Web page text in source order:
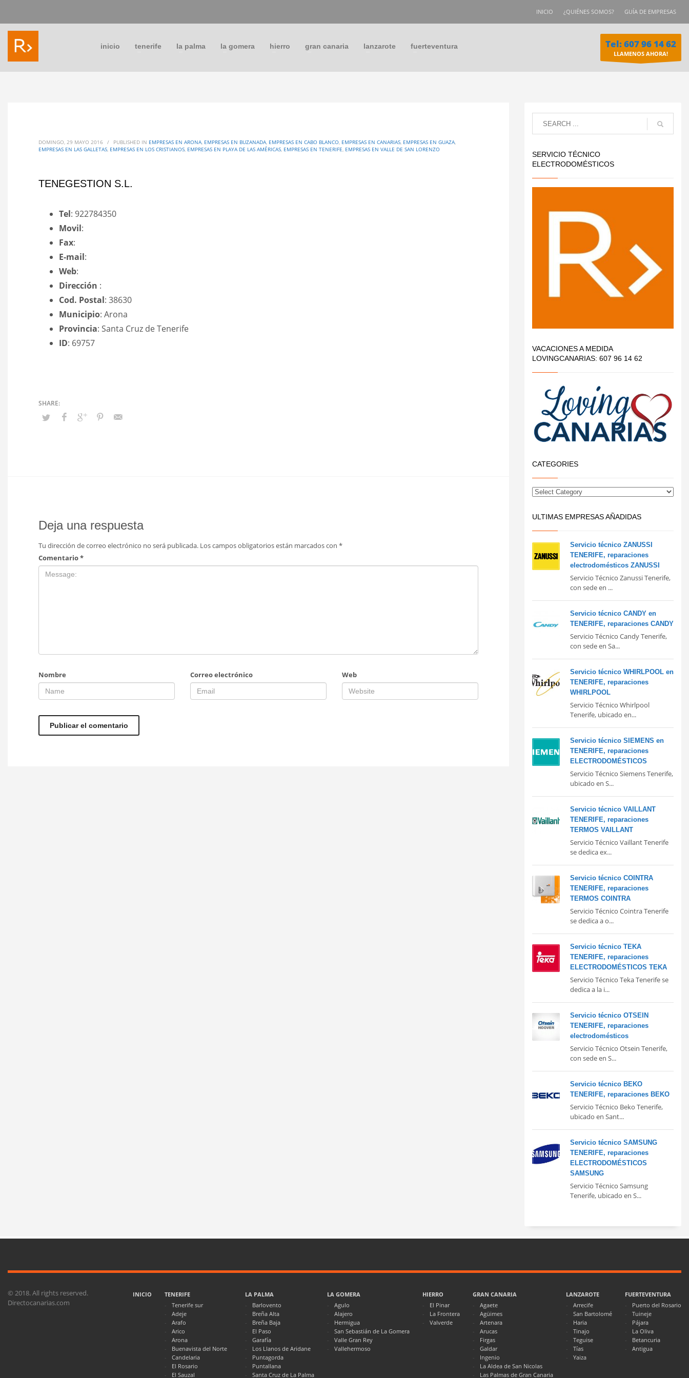
INICIO ¿QUIÉNES SOMOS? GUÍA DE EMPRESAS
inicio tenerife la palma la gomera hierro gran canaria lanzarote fuerteventura Tel: 607 96 14 62
LLAMENOS AHORA!
DOMINGO, 29 MAYO 2016 / PUBLISHED IN EMPRESAS EN ARONA, EMPRESAS EN BUZANADA, EMPRESAS EN CABO BLANCO, EMPRESAS EN CANARIAS, EMPRESAS EN GUAZA,
EMPRESAS EN LAS GALLETAS, EMPRESAS EN LOS CRISTIANOS, EMPRESAS EN PLAYA DE LAS AMÉRICAS, EMPRESAS EN TENERIFE, EMPRESAS EN VALLE DE SAN LORENZO
TENEGESTION S.L.
Tel: 922784350
Movil:
Fax:
E-mail:
Web:
Dirección :
Cod. Postal: 38630
Municipio: Arona
Provincia: Santa Cruz de Tenerife
ID: 69757
Deja una respuesta
Tu dirección de correo electrónico no será publicada. Los campos obligatorios están marcados con *
Comentario*
Nombre Correo electrónico Web
SERVICIO TÉCNICO
ELECTRODOMÉSTICOS
VACACIONES A MEDIDA
LOVINGCANARIAS: 607 96 14 62
CATEGORIES
ULTIMAS EMPRESAS AÑADIDAS
Servicio técnico ZANUSSI
TENERIFE, reparaciones
electrodomésticos ZANUSSI
Servicio Técnico Zanussi Tenerife,
con sede en ...
Servicio técnico CANDY en
TENERIFE, reparaciones CANDY
Servicio Técnico Candy Tenerife,
con sede en Sa...
Servicio técnico WHIRLPOOL en
TENERIFE, reparaciones
WHIRLPOOL
Servicio Técnico Whirlpool
Tenerife, ubicado en...
Servicio técnico SIEMENS en
TENERIFE, reparaciones
ELECTRODOMÉSTICOS
Servicio Técnico Siemens Tenerife,
ubicado en S...
Servicio técnico VAILLANT
TENERIFE, reparaciones
TERMOS VAILLANT
Servicio Técnico Vaillant Tenerife
se dedica ex...
Servicio técnico COINTRA
TENERIFE, reparaciones
TERMOS COINTRA
Servicio Técnico Cointra Tenerife
se dedica a o...
Servicio técnico TEKA
TENERIFE, reparaciones
ELECTRODOMÉSTICOS TEKA
Servicio Técnico Teka Tenerife se
dedica a la i...
Servicio técnico OTSEIN
TENERIFE, reparaciones
electrodomésticos
Servicio Técnico Otsein Tenerife,
con sede en S...
Servicio técnico BEKO
TENERIFE, reparaciones BEKO
Servicio Técnico Beko Tenerife,
ubicado en Sant...
Servicio técnico SAMSUNG
TENERIFE, reparaciones
ELECTRODOMÉSTICOS
SAMSUNG
Servicio Técnico Samsung
Tenerife, ubicado en S...
INICIO
TENERIFE
Tenerife sur
Adeje
Arafo
Arico
Arona
Buenavista del Norte
Candelaria
El Rosario
El Sauzal
LA PALMA
Barlovento
Breña Alta
Breña Baja
El Paso
Garafía
Los Llanos de Aridane
Puntagorda
Puntallana
Santa Cruz de La Palma
LA GOMERA
Agulo
Alajero
Hermigua
San Sebastián de La Gomera
Valle Gran Rey
Vallehermoso
HIERRO
El Pinar
La Frontera
Valverde
GRAN CANARIA
Agaete
Agüimes
Artenara
Arucas
Firgas
Galdar
Ingenio
La Aldea de San Nicolas
Las Palmas de Gran Canaria
LANZAROTE
Arrecife
San Bartolomé
Haria
Tinajo
Teguise
Tías
Yaiza
FUERTEVENTURA
Puerto del Rosario
Tuineje
Pájara
La Oliva
Betancuria
Antigua
© 2018. All rights reserved.
Directocanarias.com